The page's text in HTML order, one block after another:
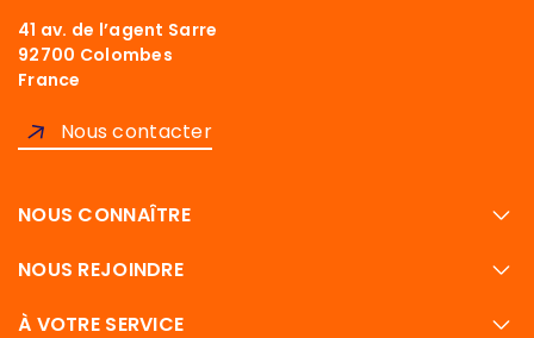
41 av. de l’agent Sarre
92700 Colombes
France
Nous contacter
NOUS CONNAÎTRE
NOUS REJOINDRE
À VOTRE SERVICE